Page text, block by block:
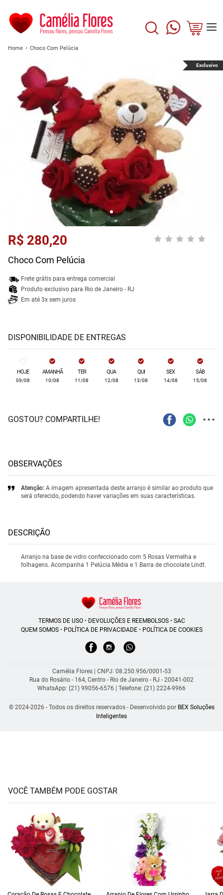
Home Choco Com Pelúcia
Exclusivo
R$ 280,20
Choco Com Pelúcia
Frete grátis para entrega comercial
Produto exclusivo para Rio de Janeiro - RJ
Em até 3x sem juros
DISPONIBILIDADE DE ENTREGAS
HOJE
09/08
AMANHÃ
10/08
TER
11/08
QUA
12/08
QUI
13/08
SEX
14/08
SÁB
15/08
GOSTOU? COMPARTILHE! ...
OBSERVAÇÕES
Atenção: A imagem apresentada deste arranjo é similar ao produto que
será oferecido, podendo haver variações em suas características.
DESCRIÇÃO
Arranjo na base de vidro confeccionado com 5 Rosas Vermelha e
folhagens. Acompanha 1 Pelúcia Média e 1 Barra de chocolate Lindt.
TERMOS DE USO• DEVOLUÇÕES E REEMBOLSOS• SAC
QUEM SOMOS• POLÍTICA DE PRIVACIDADE• POLÍTICA DE COOKIES
Camélia Flores | CNPJ: 08.250.956/0001-53
Rua do Rosário - 164, Centro - Rio de Janeiro - RJ - 20041-002
WhatsApp: (21) 99056-6576 | Telefone: (21) 2224-9966
© 2024-2026 - Todos os direitos reservados - Desenvolvido por BEX Soluções
Inteligentes
VOCÊ TAMBÉM PODE GOSTAR